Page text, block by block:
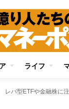
ライフ
レバ型ETFや金融株に